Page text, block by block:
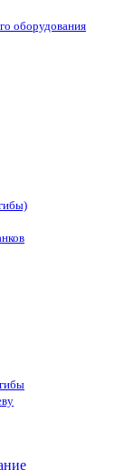
оборудования